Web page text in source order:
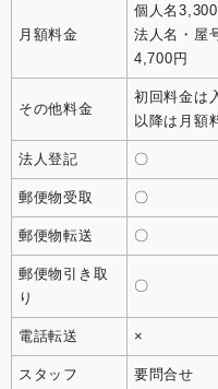
月額料金
個人名3,300
法人名・屋
4,700円
その他料金
初回料金は
以降は月額
法人登記 〇
郵便物受取 〇
郵便物転送 〇
郵便物引き取
り
〇
電話転送 ×
スタッフ 要問合せ